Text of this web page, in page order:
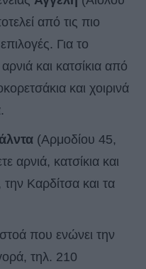
από τις πιο
Για το
και κατσίκια από
και χοιρινά
(Αρμοδίου 45,
αρνιά, κατσίκια και
Καρδίτσα και τα
που ενώνει την
τηλ. 210